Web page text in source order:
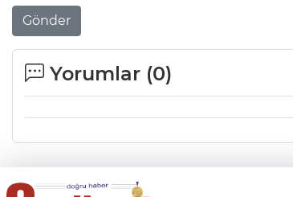
Gönder
Yorumlar (0)